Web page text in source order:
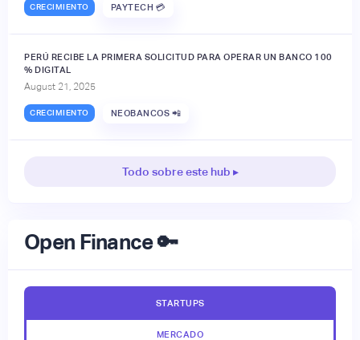
CRECIMIENTO PAYTECH 💳
PERÚ RECIBE LA PRIMERA SOLICITUD PARA OPERAR UN BANCO 100
% DIGITAL
August 21, 2025
CRECIMIENTO NEOBANCOS 📲
Todo sobre este hub ▸
Open Finance 🔑
STARTUPS
MERCADO